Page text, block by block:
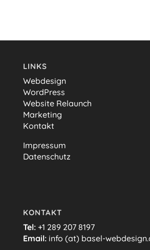
LINKS
Webdesign
WordPress
Website Relaunch
Marketing
Kontakt
Impressum
Datenschutz
KONTAKT
Tel: +1 289 207 8197
Email: info (at) basel-